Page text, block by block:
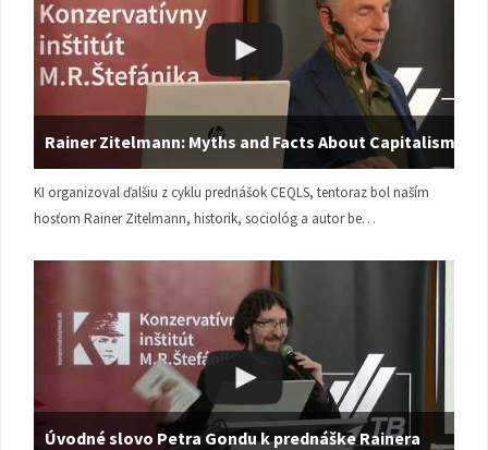
Rainer Zitelmann: Myths and Facts About Capitalism
KI organizoval ďalšiu z cyklu prednášok CEQLS, tentoraz bol naším
hosťom Rainer Zitelmann, historik, sociológ a autor be…
Úvodné slovo Petra Gondu k prednáške Rainera